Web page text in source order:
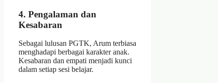
4. Pengalaman dan
Kesabaran
Sebagai lulusan PGTK, Arum terbiasa
menghadapi berbagai karakter anak.
Kesabaran dan empati menjadi kunci
dalam setiap sesi belajar.